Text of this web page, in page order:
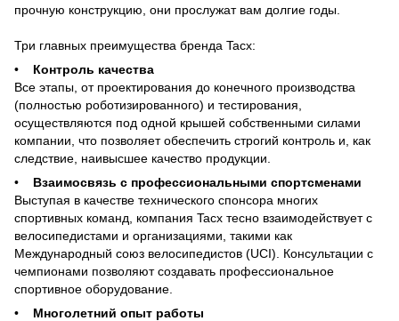
прочную конструкцию, они прослужат вам долгие годы.
Три главных преимущества бренда Tacx:
• Контроль качества
Все этапы, от проектирования до конечного производства
(полностью роботизированного) и тестирования,
осуществляются под одной крышей собственными силами
компании, что позволяет обеспечить строгий контроль и, как
следствие, наивысшее качество продукции.
• Взаимосвязь с профессиональными спортсменами
Выступая в качестве технического спонсора многих
спортивных команд, компания Tacx тесно взаимодействует с
велосипедистами и организациями, такими как
Международный союз велосипедистов (UCI). Консультации с
чемпионами позволяют создавать профессиональное
спортивное оборудование.
• Многолетний опыт работы